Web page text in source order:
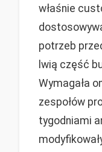
właśnie
potrzeb
lwią część
Wymagała
zespołów
tygodniami